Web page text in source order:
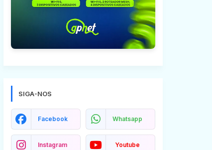
SIGA-NOS
Facebook Whatsapp
Instagram Youtube